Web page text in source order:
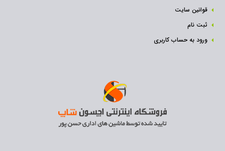
قوانین سایت
ثبت نام‌
ورود به حساب کاربری